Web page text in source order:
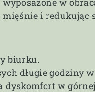
i redukując
biurku.
długie godziny
dyskomfort w